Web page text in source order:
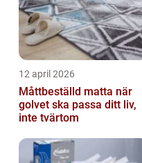
12 april 2026
Måttbeställd matta när
golvet ska passa ditt liv,
inte tvärtom